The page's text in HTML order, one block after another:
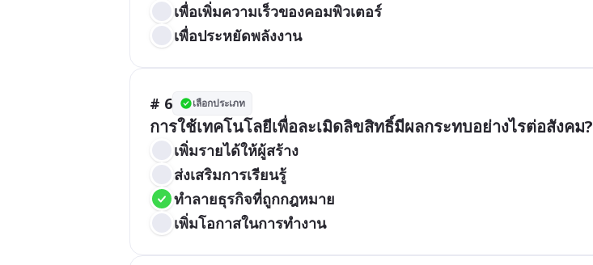
เพื่อเพิ่มความเร็วของคอมพิวเตอร์
เพื่อประหยัดพลังงาน
# 6 เลือกประเภท
การใช้เทคโนโลยีเพื่อละเมิดลิขสิทธิ์มีผลกระทบอย่างไรต่อสังคม?
เพิ่มรายได้ให้ผู้สร้าง
ส่งเสริมการเรียนรู้
ทำลายธุรกิจที่ถูกกฎหมาย
เพิ่มโอกาสในการทำงาน